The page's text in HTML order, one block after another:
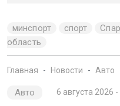
минспорт спорт
область
Главная Новости Авто
Авто 6 августа 2026